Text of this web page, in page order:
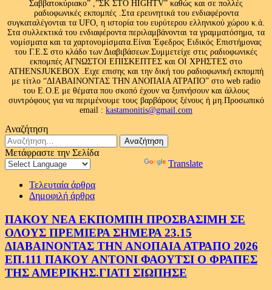
Σαββατοκύριακο” ,”ΣΚ ΣΤΟ HIGHTV” καθώς και σε πολλές
ραδιοφωνικές εκπομπές .Στα ερευνητικά του ενδιαφέροντα
συγκαταλέγονται τα UFO, η ιστορία του ευρύτερου ελληνικού χώρου κ.ά.
Στα συλλεκτικά του ενδιαφέροντα περιλαμβάνονται τα γραμματόσημα, τα
νομίσματα και τα χαρτονομίσματα.Είναι Έφεδρος Ειδικός Επιστήμονας
του Γ.Ε.Σ στο κλάδο των Διαβιβάσεων.Συμμετείχε στις ραδιοφωνικές
εκπομπές ΑΓΝΩΣΤΟΙ ΕΠΙΣΚΕΠΤΕΣ και ΟΙ ΧΡΗΣΤΕΣ στο
ATHENSJUKEBOX .Ειχε επισης και την δική του ραδιοφωνική εκπομπή
με τίτλο “ΔΙΑΒΑΙΝΟΝΤΑΣ ΤΗΝ ΑΝΟΠΑΙΑ ΑΤΡΑΠΟ” στο web radio
του Ε.Ο.Ε με θέματα που σκοπό έχουν να ξυπνήσουν και άλλους
συντρόφους για να περιμένουμε τους βαρβάρους ξένους ή μη.Προσωπικό
email : kastamonitis@gmail.com
Αναζήτηση
Αναζήτηση
για:
Μετάφραστε την Σελίδα
Translate
Τελευταία άρθρα
Δημοφιλή άρθρα
ΠΑΚΟΥ ΝΕΑ ΕΚΠΟΜΠΗ ΠΡΟΣΒΑΣΙΜΗ ΣΕ
ΟΛΟΥΣ ΠΡΕΜΙΕΡΑ ΣΗΜΕΡΑ 23.15
ΔΙΑΒΑΙΝΟΝΤΑΣ ΤΗΝ ΑΝΟΠΑΙΑ ΑΤΡΑΠΟ 2026
ΕΠ.111 ΠΑΚΟΥ ΑΝΤΟΝΙ ΦΑΟΥΤΣΙ Ο ΦΡΑΠΕΣ
ΤΗΣ ΑΜΕΡΙΚΗΣ.ΓΙΑΤΙ ΣΙΩΠΗΣΕ